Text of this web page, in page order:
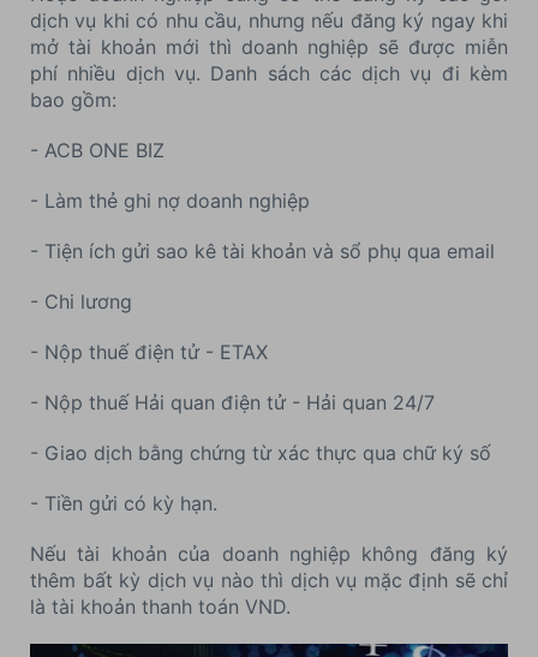
dịch vụ khi có nhu cầu, nhưng nếu đăng ký ngay khi
mở tài khoản mới thì doanh nghiệp sẽ được miễn
phí nhiều dịch vụ. Danh sách các dịch vụ đi kèm
bao gồm:
- ACB ONE BIZ
- Làm thẻ ghi nợ doanh nghiệp
- Tiện ích gửi sao kê tài khoản và sổ phụ qua email
- Chi lương
- Nộp thuế điện tử - ETAX
- Nộp thuế Hải quan điện tử - Hải quan 24/7
- Giao dịch bằng chứng từ xác thực qua chữ ký số
- Tiền gửi có kỳ hạn.
Nếu tài khoản của doanh nghiệp không đăng ký
thêm bất kỳ dịch vụ nào thì dịch vụ mặc định sẽ chỉ
là tài khoản thanh toán VND.